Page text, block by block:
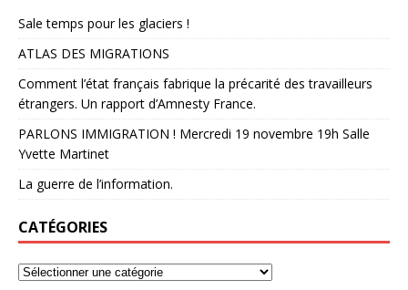
Sale temps pour les glaciers !
ATLAS DES MIGRATIONS
Comment l’état français fabrique la précarité des travailleurs
étrangers. Un rapport d’Amnesty France.
PARLONS IMMIGRATION ! Mercredi 19 novembre 19h Salle
Yvette Martinet
La guerre de l’information.
CATÉGORIES